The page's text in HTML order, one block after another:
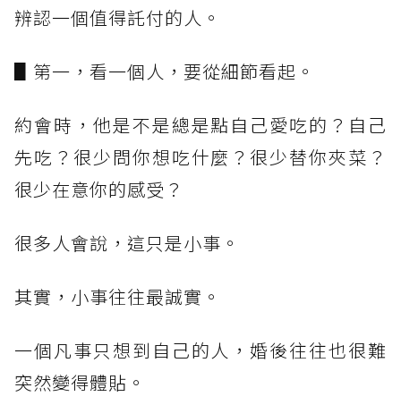
辨認一個值得託付的人。
▋第一，看一個人，要從細節看起。
約會時，他是不是總是點自己愛吃的？自己
先吃？很少問你想吃什麼？很少替你夾菜？
很少在意你的感受？
很多人會說，這只是小事。
其實，小事往往最誠實。
一個凡事只想到自己的人，婚後往往也很難
突然變得體貼。